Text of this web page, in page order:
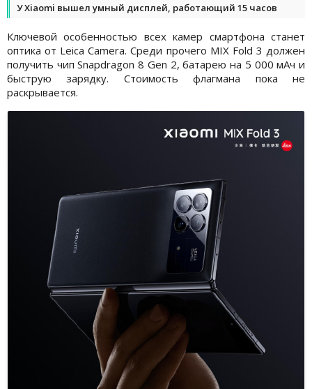
У Xiaomi вышел умный дисплей, работающий 15 часов
Ключевой особенностью всех камер смартфона станет
оптика от Leica Camera. Среди прочего MIX Fold 3 должен
получить чип Snapdragon 8 Gen 2, батарею на 5 000 мАч и
быструю зарядку. Стоимость флагмана пока не
раскрывается.